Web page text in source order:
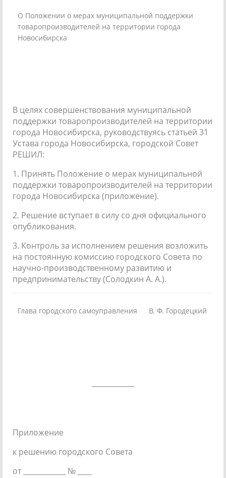
О Положении о мерах муниципальной поддержки
товаропроизводителей на территории города
Новосибирска
В целях совершенствования муниципальной
поддержки товаропроизводителей на территории
города Новосибирска, руководствуясь статьей 31
Устава города Новосибирска, городской Совет
РЕШИЛ:
1. Принять Положение о мерах муниципальной
поддержки товаропроизводителей на территории
города Новосибирска (приложение).
2. Решение вступает в силу со дня официального
опубликования.
3. Контроль за исполнением решения возложить
на постоянную комиссию городского Совета по
научно-производственному развитию и
предпринимательству (Солодкин А. А.).
Глава городского самоуправления В. Ф. Городецкий
Приложение
к решению городского Совета
от ____________ № ____